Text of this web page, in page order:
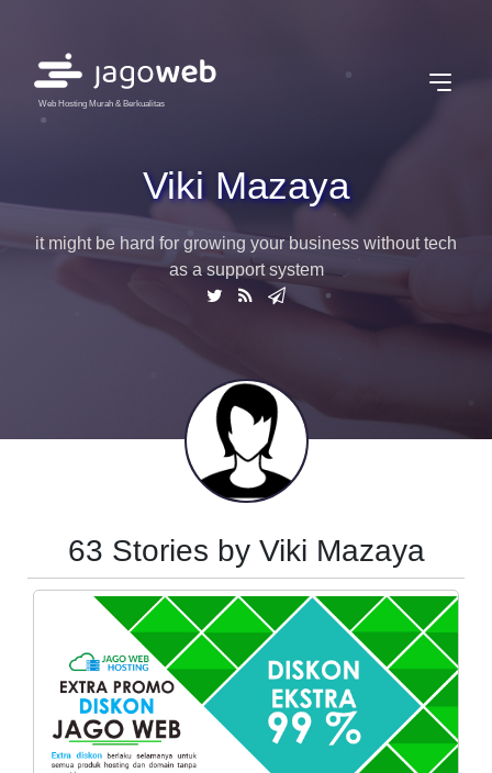
Web Hosting Murah & Berkualitas
Viki Mazaya
it might be hard for growing your business without tech
as a support system
63 Stories by Viki Mazaya